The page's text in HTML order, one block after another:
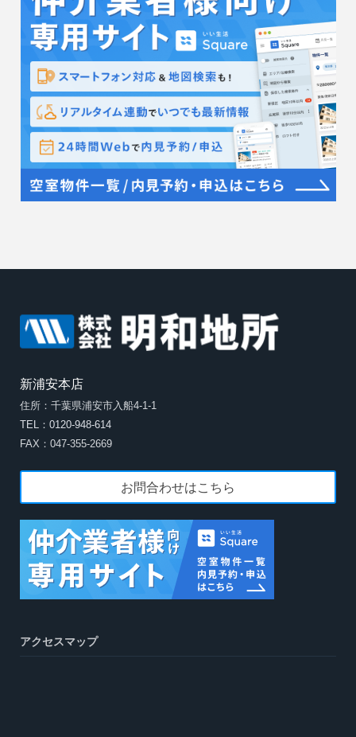
新浦安本店
住所：千葉県浦安市入船4-1-1
TEL：0120-948-614
FAX：047-355-2669
お問合わせはこちら
アクセスマップ